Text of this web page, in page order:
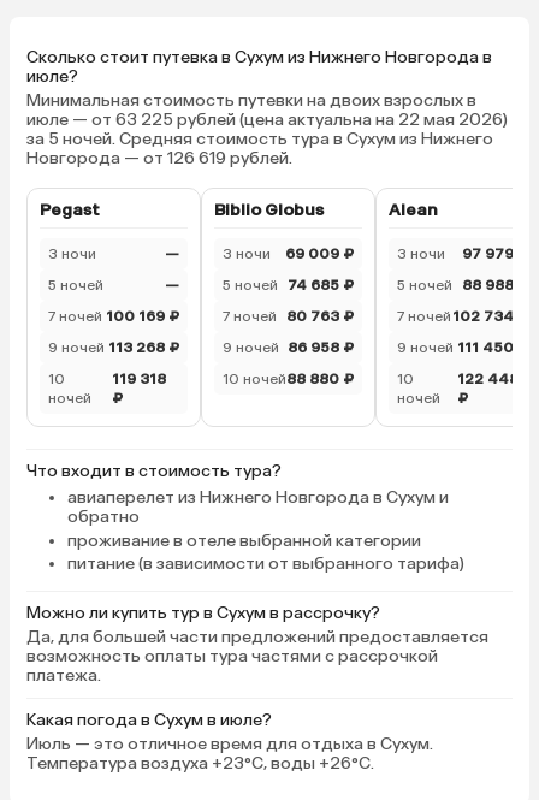
Сколько стоит путевка в Сухум из Нижнего Новгорода в
июле?
Минимальная стоимость путевки на двоих взрослых в
июле — от 63 225 рублей (цена актуальна на 22 мая 2026)
за 5 ночей. Средняя стоимость тура в Сухум из Нижнего
Новгорода — от 126 619 рублей.
Pegast
3 ночи
—
5 ночей
—
7 ночей 100 169 ₽
9 ночей 113 268 ₽
10
ночей
119 318
₽
Biblio Globus
3 ночи
69 009 ₽
5 ночей
74 685 ₽
7 ночей
80 763 ₽
9 ночей
86 958 ₽
10 ночей88 880 ₽
Alean
3 ночи
97 979 ₽
5 ночей
88 988 ₽
7 ночей 102 734 ₽
9 ночей 111 450 ₽
10
ночей
122 448
₽
Что входит в стоимость тура?
авиаперелет из Нижнего Новгорода в Сухум и
обратно
проживание в отеле выбранной категории
питание (в зависимости от выбранного тарифа)
Можно ли купить тур в Сухум в рассрочку?
Да, для большей части предложений предоставляется
возможность оплаты тура частями с рассрочкой
платежа.
Какая погода в Сухум в июле?
Июль — это отличное время для отдыха в Сухум.
Температура воздуха +23°C, воды +26°C.